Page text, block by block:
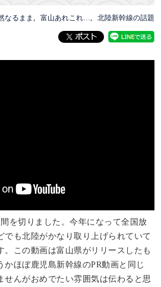
なるまま 富山あれこれ… 北陸新幹線の話題
を切りました。今年になって全国放
でも北陸がかなり取り上げられていて
。この動画は富山県がリリースしたも
ほぼ鹿児島新幹線のPR動画と同じ
せんがおめでたい雰囲気は伝わると思